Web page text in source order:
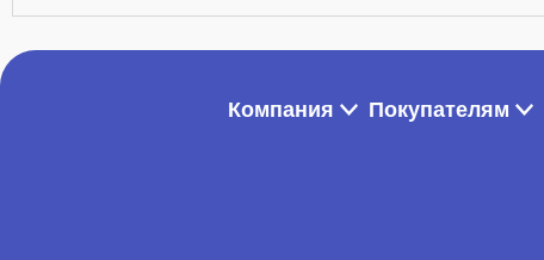
Компания Покупателям